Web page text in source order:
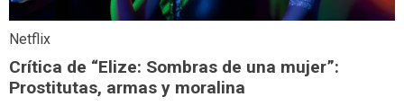
Netflix
Crítica de “Elize: Sombras de una mujer”:
Prostitutas, armas y moralina